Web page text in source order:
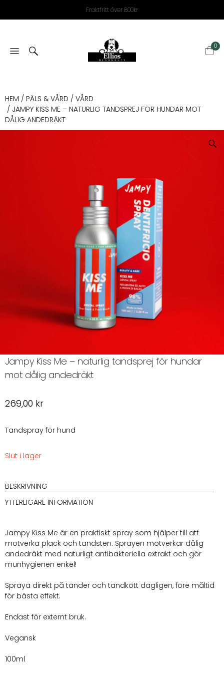
Fraktfritt över 800kr
0
HEM / PÄLS & VÅRD / VÅRD
/ JAMPY KISS ME – NATURLIG TANDSPREJ FÖR HUNDAR MOT
DÅLIG ANDEDRÄKT
Jampy Kiss Me – naturlig tandsprej för hundar
mot dålig andedräkt
269,00 kr
Tandspray för hund
Slut i lager
BESKRIVNING
YTTERLIGARE INFORMATION
Jampy Kiss Me är en praktiskt spray som hjälper till att
motverka plack och tandsten. Sprayen motverkar dålig
andedräkt med naturligt antibakteriella extrakt och gör
munhygienen enkel!
Spraya direkt på tänder och tandkött dagligen, före måltid
för bästa effekt.
Endast för externt bruk.
Vegansk
100ml